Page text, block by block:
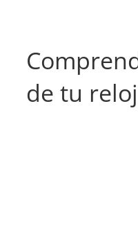
de tu